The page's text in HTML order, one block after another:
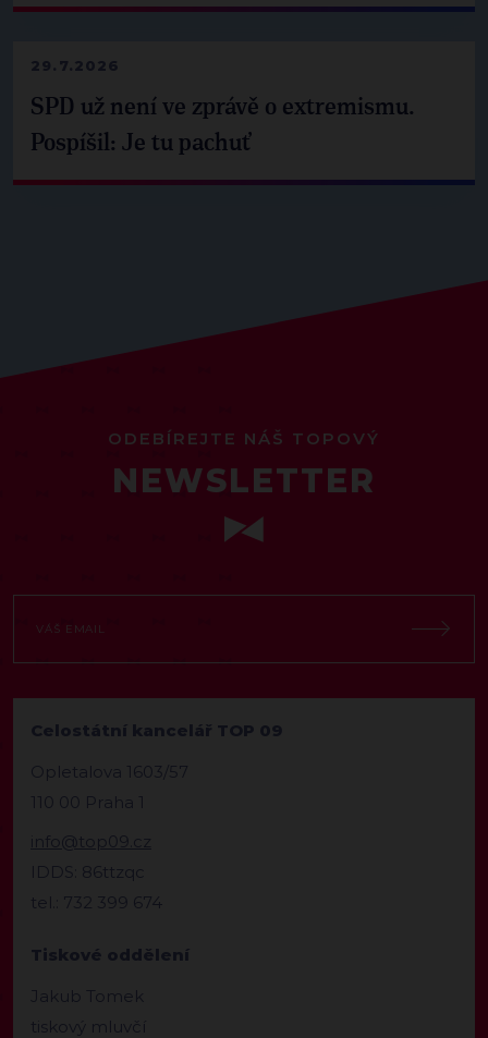
29.7.2026
SPD už není ve zprávě o extremismu.
Pospíšil: Je tu pachuť
ODEBÍREJTE NÁŠ TOPOVÝ
NEWSLETTER
Celostátní kancelář TOP 09
Opletalova 1603/57
110 00 Praha 1
info@top09.cz
IDDS: 86ttzqc
tel.: 732 399 674
Tiskové oddělení
Jakub Tomek
tiskový mluvčí